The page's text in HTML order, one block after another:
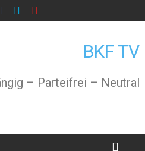
BKF TV
– Parteifrei – Neutral